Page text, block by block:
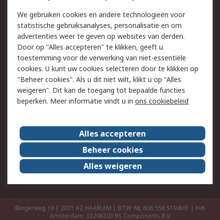
Track & Trace
Wettelijk
Cookiebeleid
Email veiligheid
Privacybeleid
Websitevoorwaarden
Algemene
verkoopvoorwaarden
Over RS
RS Group
Over ons
RS wereldwijd
Werken bij RS
ESG
Bingerweg 19 | 2031 AZ HAARLEM | BTW: NL 806 558 519.B01 | KvK
Amsterdam: 33298393 RS Components B.V.
We gebruiken cookies en andere technologieën voor
statistische gebruiksanalyses, personalisatie en om
advertenties weer te geven op websites van derden.
Door op "Alles accepteren" te klikken, geeft u
toestemming voor de verwerking van niet-essentiële
cookies. U kunt uw cookies selecteren door te klikken op
"Beheer cookies". Als u dit niet wilt, klikt u op "Alles
weigeren". Dit kan de toegang tot bepaalde functies
beperken. Meer informatie vindt u in ons cookiebeleid
Alles accepteren
Beheer cookies
Alles weigeren